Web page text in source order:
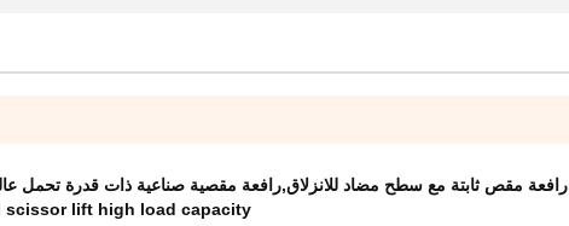
رافعة مقص ثابتة مع سطح مضاد للانزلاق,رافعة مقصية صناعية ذات قدرة تحمل
scissor lift high load capacity